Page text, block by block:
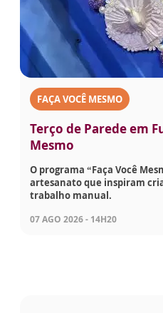
FAÇA VOCÊ MESMO
Terço de Parede em
Mesmo
O programa “Faça Você
artesanato que inspiram
trabalho manual.
07 AGO 2026 - 14H20